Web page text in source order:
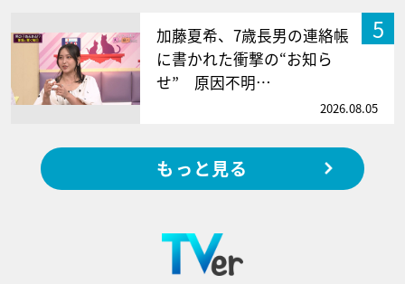
5
加藤夏希、7歳長男の連絡帳
に書かれた衝撃の“お知ら
せ” 原因不明…
2026.08.05
もっと見る